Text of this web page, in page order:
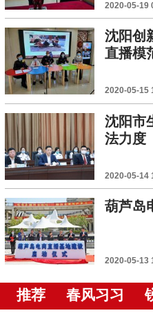
2020-05-19
沈阳创
直播模
2020-05-15
沈阳市
法力度
2020-05-14
葫芦岛
2020-05-13
推荐 春风习习